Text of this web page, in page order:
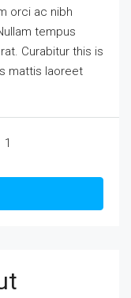
orci ac nibh
tempus
Curabitur this is
mattis laoreet
1